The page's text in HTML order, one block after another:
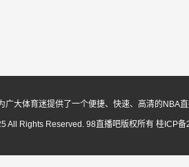
大体育迷提供了一个便捷、快速、高清的NBA
All Rights Reserved. 98直播吧版权所有 桂ICP备